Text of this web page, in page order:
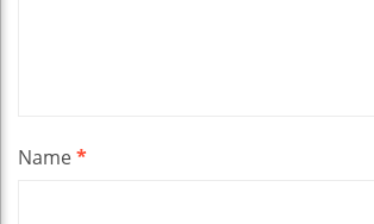
Name*